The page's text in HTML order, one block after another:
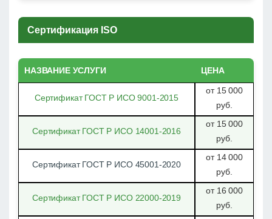
Сертификация ISO
НАЗВАНИЕ УСЛУГИ ЦЕНА
Сертификат ГОСТ Р ИСО 9001-2015
от 15 000
руб.
Сертификат ГОСТ Р ИСО 14001-2016
от 15 000
руб.
Сертификат ГОСТ Р ИСО 45001-2020
от 14 000
руб.
Сертификат ГОСТ Р ИСО 22000-2019
от 16 000
руб.